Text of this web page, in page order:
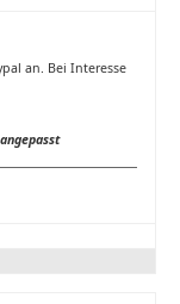
an. Bei Interesse